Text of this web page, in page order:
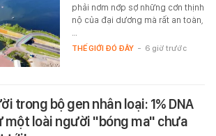
phải nơm nớp sợ những cơn thịnh
nộ của đại dương mà rất an toàn,
THẾ GIỚI ĐÓ ĐÂY - 6 giờ trước
trong bộ gen nhân loại: 1% DNA
một loài người "bóng ma" chưa